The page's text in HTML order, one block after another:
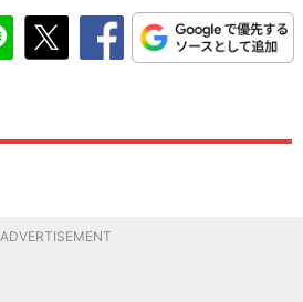
ADVERTISEMENT